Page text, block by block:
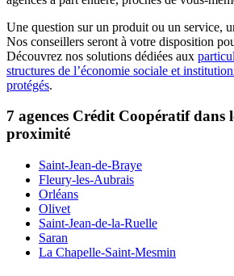
Une question sur un produit ou un service,
Nos conseillers seront à votre disposition
Découvrez nos solutions dédiées aux
structures de l’économie sociale et
protégés.
7 agences Crédit Coopératif dans
proximité
Saint-Jean-de-Braye
Fleury-les-Aubrais
Orléans
Olivet
Saint-Jean-de-la-Ruelle
Saran
La Chapelle-Saint-Mesmin